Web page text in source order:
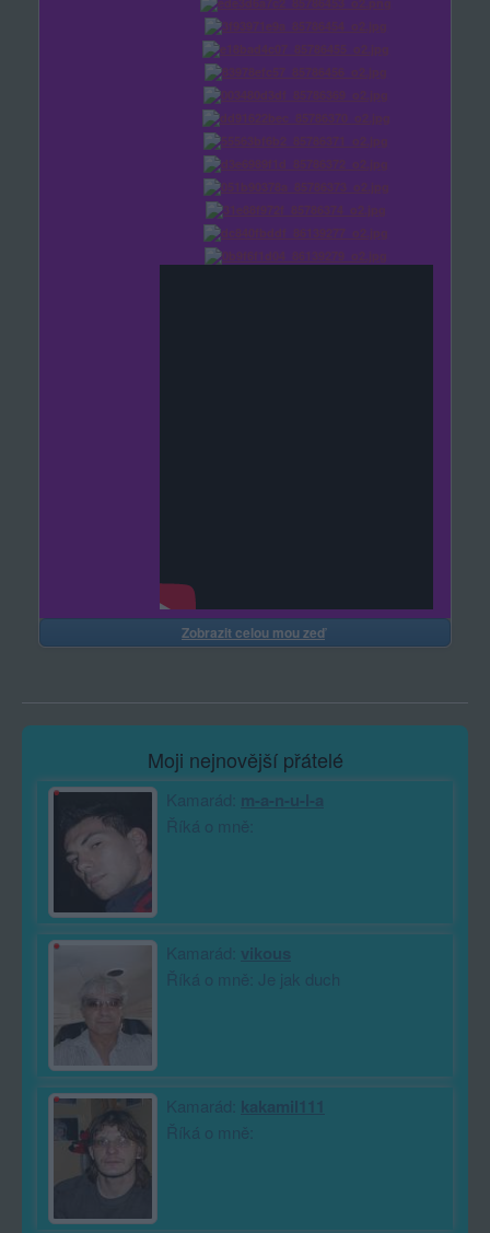
Zobrazit celou mou zeď
Moji nejnovější přátelé
Kamarád: m-a-n-u-l-a
Říká o mně:
Kamarád: vikous
Říká o mně: Je jak duch
Kamarád: kakamil111
Říká o mně: